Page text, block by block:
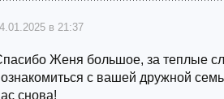
в 21:37
Женя большое, за теплые
с вашей дружной
снова!